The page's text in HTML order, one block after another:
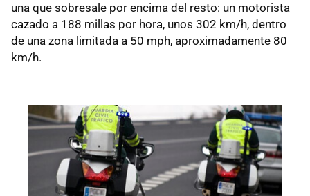
una que sobresale por encima del resto: un motorista
cazado a 188 millas por hora, unos 302 km/h, dentro
de una zona limitada a 50 mph, aproximadamente 80
km/h.